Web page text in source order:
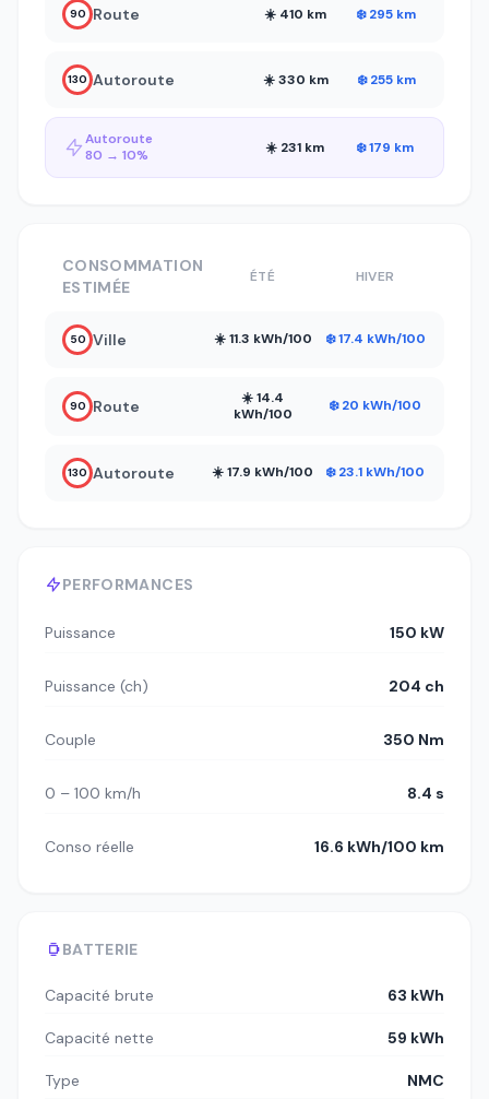
90 Route ☀️ 410 km ❄️ 295 km
130 Autoroute ☀️ 330 km ❄️ 255 km
Autoroute
80 → 10%
☀️ 231 km ❄️ 179 km
PERFORMANCES
Puissance 150 kW
Puissance (ch) 204 ch
Couple 350 Nm
0 – 100 km/h 8.4 s
Conso réelle 16.6 kWh/100 km
BATTERIE
Capacité brute 63 kWh
Capacité nette 59 kWh
Type NMC
CONSOMMATION
ESTIMÉE
ÉTÉ HIVER
50 Ville ☀️ 11.3 kWh/100 ❄️ 17.4 kWh/100
90 Route
☀️ 14.4
kWh/100
❄️ 20 kWh/100
130 Autoroute ☀️ 17.9 kWh/100 ❄️ 23.1 kWh/100